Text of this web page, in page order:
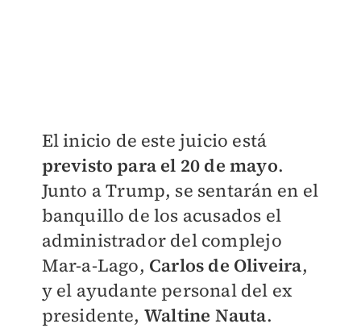
El inicio de este juicio está
previsto para el 20 de mayo.
Junto a Trump, se sentarán en el
banquillo de los acusados el
administrador del complejo
Mar-a-Lago, Carlos de Oliveira,
y el ayudante personal del ex
presidente, Waltine Nauta.